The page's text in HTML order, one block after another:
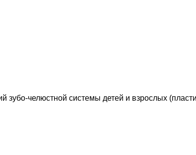
зубо-челюстной системы детей и взрослых